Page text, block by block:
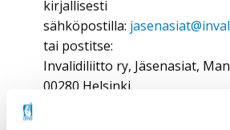
kirjallisesti
sähköpostilla:
tai postitse:
Invalidiliitto ry, Jäsenasiat,
00280 Helsinki.